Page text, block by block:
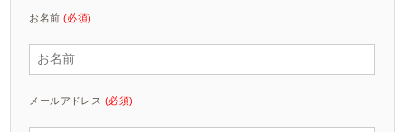
お名前 (必須)
メールアドレス (必須)